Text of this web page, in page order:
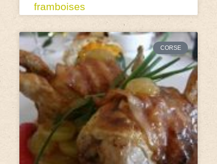
framboises
CORSE